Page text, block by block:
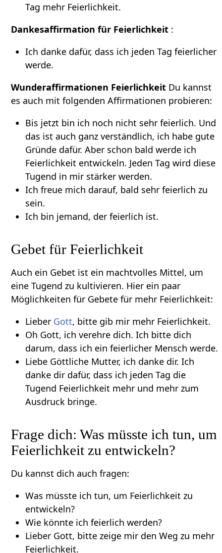
Tag mehr Feierlichkeit.
Dankesaffirmation für Feierlichkeit :
Ich danke dafür, dass ich jeden Tag feierlicher
werde.
Wunderaffirmationen Feierlichkeit Du kannst
es auch mit folgenden Affirmationen probieren:
Bis jetzt bin ich noch nicht sehr feierlich. Und
das ist auch ganz verständlich, ich habe gute
Gründe dafür. Aber schon bald werde ich
Feierlichkeit entwickeln. Jeden Tag wird diese
Tugend in mir stärker werden.
Ich freue mich darauf, bald sehr feierlich zu
sein.
Ich bin jemand, der feierlich ist.
Gebet für Feierlichkeit
Auch ein Gebet ist ein machtvolles Mittel, um
eine Tugend zu kultivieren. Hier ein paar
Möglichkeiten für Gebete für mehr Feierlichkeit:
Lieber Gott, bitte gib mir mehr Feierlichkeit.
Oh Gott, ich verehre dich. Ich bitte dich
darum, dass ich ein feierlicher Mensch werde.
Liebe Göttliche Mutter, ich danke dir. Ich
danke dir dafür, dass ich jeden Tag die
Tugend Feierlichkeit mehr und mehr zum
Ausdruck bringe.
Frage dich: Was müsste ich tun, um
Feierlichkeit zu entwickeln?
Du kannst dich auch fragen:
Was müsste ich tun, um Feierlichkeit zu
entwickeln?
Wie könnte ich feierlich werden?
Lieber Gott, bitte zeige mir den Weg zu mehr
Feierlichkeit.